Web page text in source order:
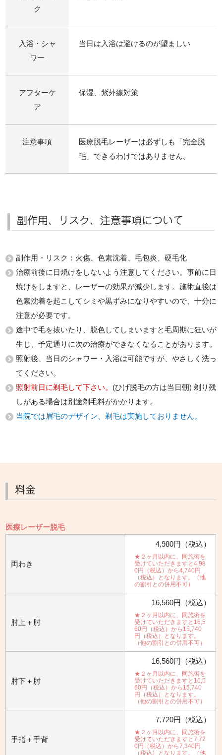
ク
入浴・シャ
ワー
当日は入浴は避けるのが望ましい
アフターケ
ア
保湿、紫外線対策
注意事項
医療脱毛レーザーは必ずしも「完全脱
毛」できるわけではありません。
副作用、リスク、注意事項について
副作用・リスク：火傷、色素沈着、毛包炎、硬毛化
治療前後に日焼けをしないよう注意してください。事前に日
焼けをしますと、レーザーの効果が減少します。施術直後は
色素沈着を起こしてシミや黒ずみになりやすいので、十分に
注意が必要です。
途中で毛を抜いたり、脱色してしまいますと毛周期に狂いが
生じ、予定通りに次の治療ができなくなることがあります。
照射後、当日のシャワー・入浴は可能ですが、やさしく洗っ
てください。
照射前日に剃毛して下さい。 (ひげ脱毛の方は当日朝) 剃り残
しがある場合は別途剃毛料がかかります。
当院では眉毛のデザイン、剃毛は実施しておりません。
料金
医療レーザー脱毛
両わき
4,980円（税込）
★２ヶ月以内に、同施術を
受けていただきますと4,98
0円（税込）から4,740円
（税込）となります。（他
の割引との併用不可）
肘上＋肘
16,560円（税込）
★２ヶ月以内に、同施術を
受けていただきますと16,5
60円（税込）から15,740
円（税込）となります。
（他の割引との併用不可）
肘下＋肘
16,560円（税込）
★２ヶ月以内に、同施術を
受けていただきますと16,5
60円（税込）から15,740
円（税込）となります。
（他の割引との併用不可）
手指＋手背
7,720円（税込）
★２ヶ月以内に、同施術を
受けていただきますと7,72
0円（税込）から7,340円
（税込）となります。（他